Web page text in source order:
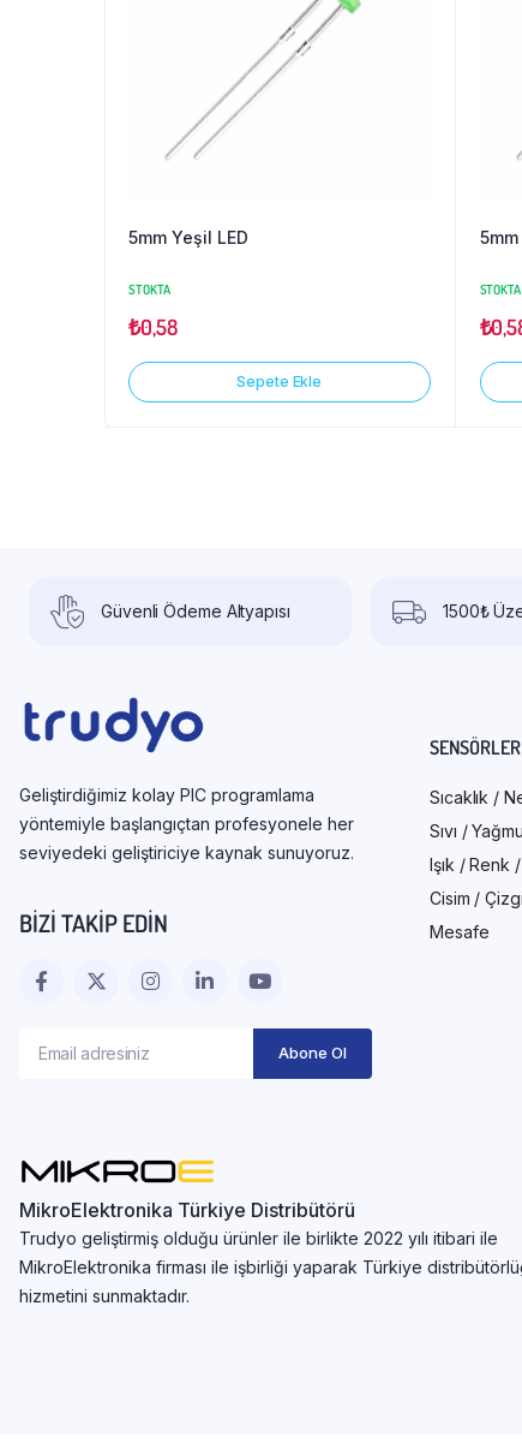
5mm Yeşil LED
STOKTA
₺0,58
Sepete Ekle
5mm
STOKTA
₺
Güvenli Ödeme Altyapısı 1500₺
Geliştirdiğimiz kolay PIC programlama
yöntemiyle başlangıçtan profesyonele her
seviyedeki geliştiriciye kaynak sunuyoruz.
BIZI TAKIP EDIN
Sıcaklık /
Sıvı /
Işık / Renk
Cisim /
Mesafe
MikroElektronika Türkiye Distribütörü
Trudyo geliştirmiş olduğu ürünler ile birlikte 2022 yılı itibari ile
MikroElektronika firması ile işbirliği yaparak Türkiye
hizmetini sunmaktadır.